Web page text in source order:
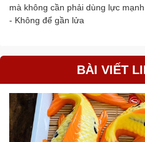
mà không cần phải dùng lực
- Không để gần lửa
BÀI VIẾT